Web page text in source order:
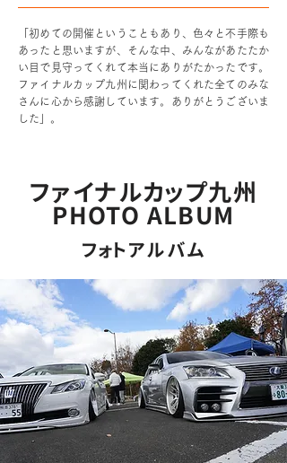
「初めての開催ということもあり、色々と不手際も
あったと思いますが、そんな中、みんながあたたか
い目で見守ってくれて本当にありがたかったです。
ファイナルカップ九州に関わってくれた全てのみな
さんに心から感謝しています。ありがとうございま
した」。
ファイナルカップ九州
PHOTO ALBUM
フォトアルバム